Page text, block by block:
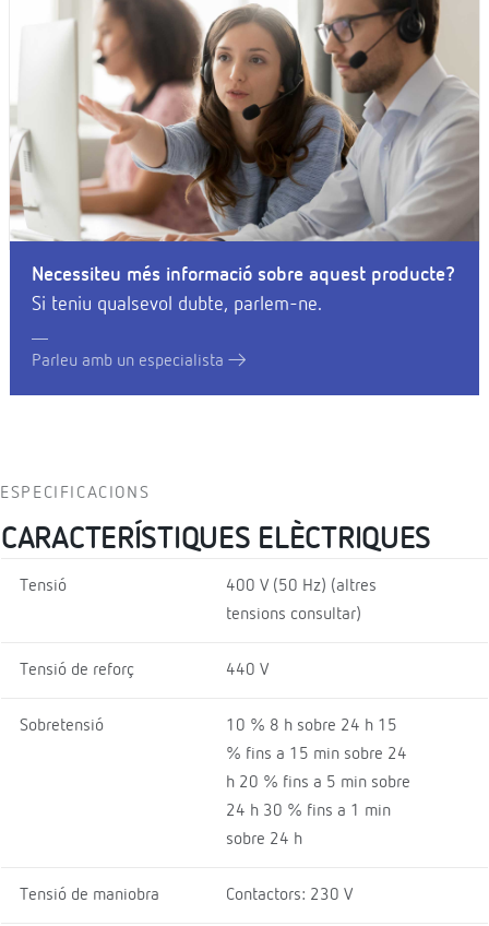
Necessiteu més informació sobre aquest producte?
Si teniu qualsevol dubte, parlem-ne.
Parleu amb un especialista
ESPECIFICACIONS
CARACTERÍSTIQUES ELÈCTRIQUES
Tensió
400 V (50 Hz) (altres
tensions consultar)
Tensió de reforç 440 V
Sobretensió
10 % 8 h sobre 24 h 15
% fins a 15 min sobre 24
h 20 % fins a 5 min sobre
24 h 30 % fins a 1 min
sobre 24 h
Tensió de maniobra Contactors: 230 V